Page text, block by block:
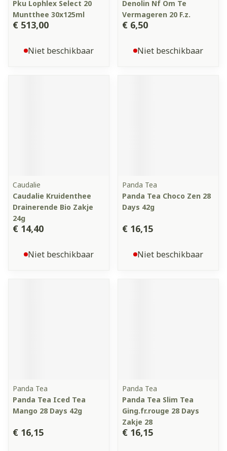
Pku Lophlex Select 20
Muntthee 30x125ml
€ 513,00
Niet beschikbaar
Denolin Nf Om Te
Vermageren 20 F.z.
€ 6,50
Niet beschikbaar
Caudalie
Caudalie Kruidenthee
Drainerende Bio Zakje
24g
€ 14,40
Niet beschikbaar
Panda Tea
Panda Tea Choco Zen 28
Days 42g
€ 16,15
Niet beschikbaar
Panda Tea
Panda Tea Iced Tea
Mango 28 Days 42g
€ 16,15
Panda Tea
Panda Tea Slim Tea
Ging.fr.rouge 28 Days
Zakje 28
€ 16,15